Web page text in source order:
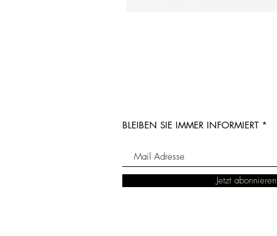
BLEIBEN SIE IMMER INFORMIERT
Jetzt abonnieren